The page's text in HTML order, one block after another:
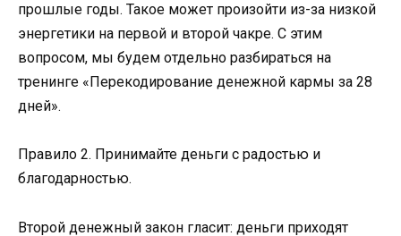
прошлые годы. Такое может произойти из-за низкой
энергетики на первой и второй чакре. С этим
вопросом, мы будем отдельно разбираться на
тренинге «Перекодирование денежной кармы за 28
дней».
Правило 2. Принимайте деньги с радостью и
благодарностью.
Второй денежный закон гласит: деньги приходят